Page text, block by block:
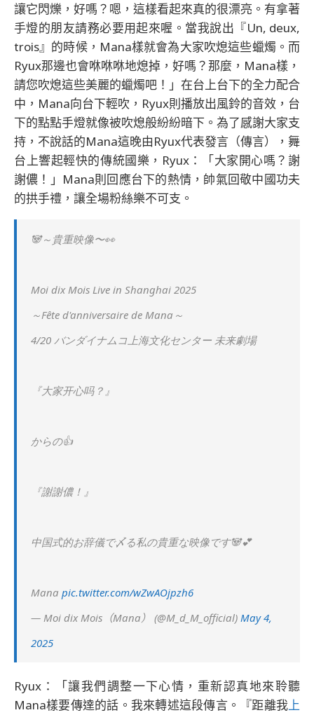
讓它閃爍，好嗎？嗯，這樣看起來真的很漂亮。有拿著
手燈的朋友請務必要用起來喔。當我說出『Un, deux,
trois』的時候，Mana樣就會為大家吹熄這些蠟燭。而
Ryux那邊也會咻咻咻地熄掉，好嗎？那麼，Mana樣，
請您吹熄這些美麗的蠟燭吧！」在台上台下的全力配合
中，Mana向台下輕吹，Ryux則播放出風鈴的音效，台
下的點點手燈就像被吹熄般紛紛暗下。為了感謝大家支
持，不說話的Mana這晚由Ryux代表發言（傳言），舞
台上響起輕快的傳統國樂，Ryux：「大家開心嗎？謝
謝儂！」Mana則回應台下的熱情，帥氣回敬中國功夫
的拱手禮，讓全場粉絲樂不可支。
🐼～貴重映像〜👀
Moi dix Mois Live in Shanghai 2025
～Fête d'anniversaire de Mana～
4/20 バンダイナムコ上海文化センター 未来劇場
『大家开心吗？』
からの👍
『謝謝儂！』
中国式的お辞儀で〆る私の貴重な映像です🐼💕
Mana pic.twitter.com/wZwAOjpzh6
— Moi dix Mois（Mana） (@M_d_M_official) May 4,
2025
Ryux：「讓我們調整一下心情，重新認真地來聆聽
Mana樣要傳達的話。我來轉述這段傳言。『距離我上